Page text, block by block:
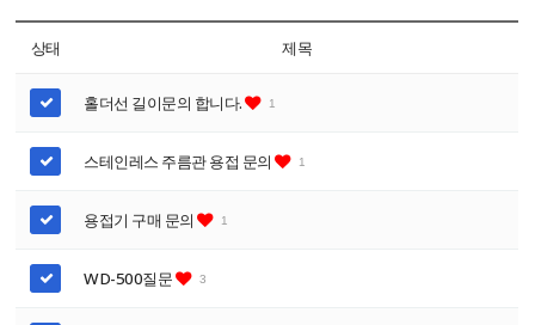
상태 제목
홀더선 길이문의 합니다. 1
스테인레스 주름관 용접 문의 1
용접기 구매 문의 1
WD-500질문 3